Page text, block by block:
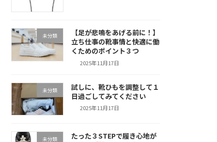
未分類
【足が悲鳴をあげる前に！】
立ち仕事の靴事情と快適に働
くためのポイント３つ
2025年11月17日
未分類
試しに、靴ひもを調整して１
日過ごしてみてください
2025年11月17日
未分類
たった３STEPで履き心地が